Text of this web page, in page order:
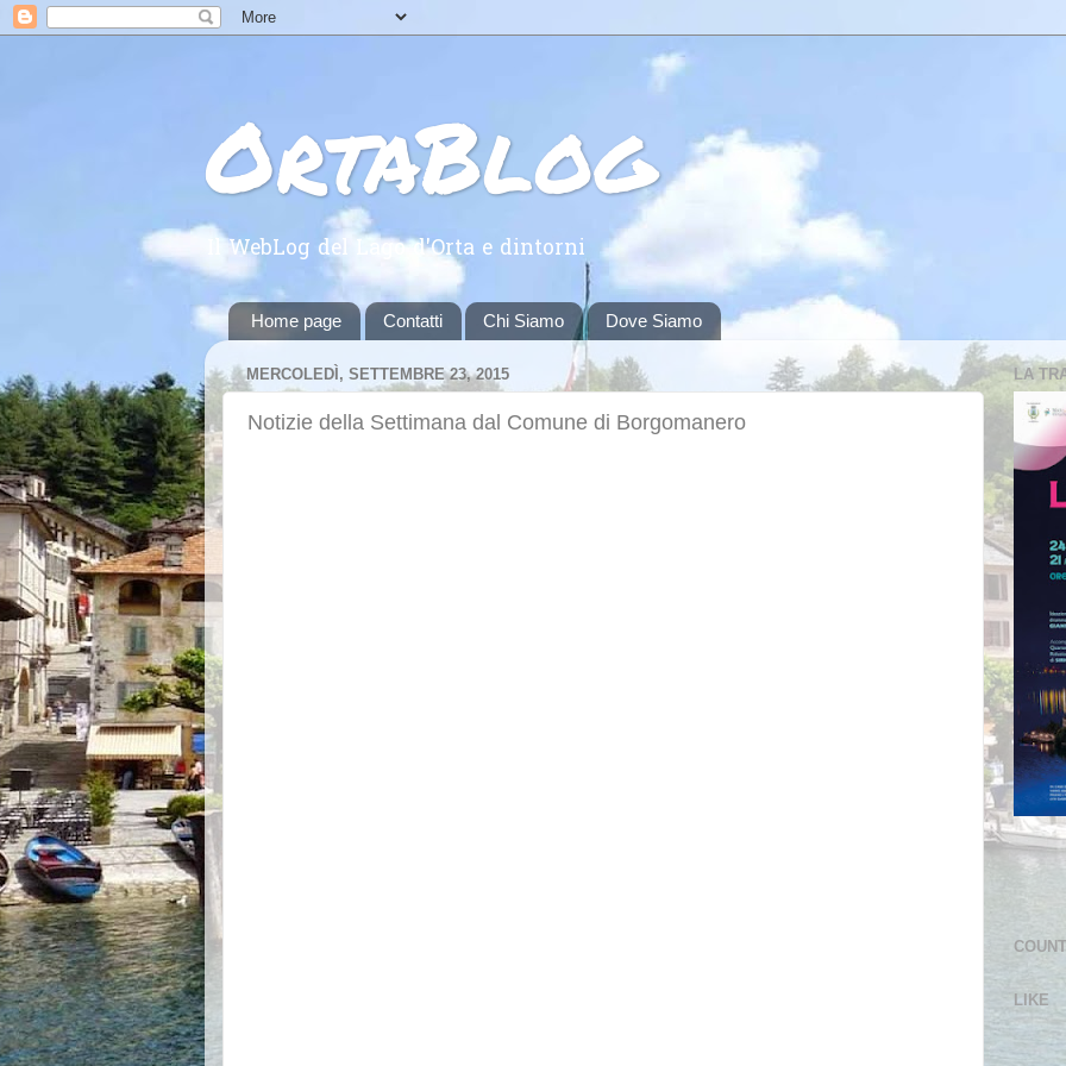
OrtaBlog
Il WebLog del Lago d'Orta e dintorni
Home page Contatti Chi Siamo Dove Siamo
MERCOLEDÌ, SETTEMBRE 23, 2015
Notizie della Settimana dal Comune di Borgomanero
LA
LIKE